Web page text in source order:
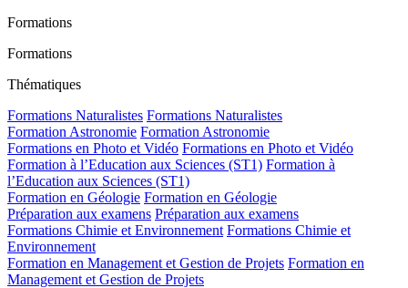
Formations
Formations
Thématiques
Formations Naturalistes Formations Naturalistes
Formation Astronomie Formation Astronomie
Formations en Photo et Vidéo Formations en Photo et Vidéo
Formation à l’Education aux Sciences (ST1) Formation à
l’Education aux Sciences (ST1)
Formation en Géologie Formation en Géologie
Préparation aux examens Préparation aux examens
Formations Chimie et Environnement Formations Chimie et
Environnement
Formation en Management et Gestion de Projets Formation en
Management et Gestion de Projets